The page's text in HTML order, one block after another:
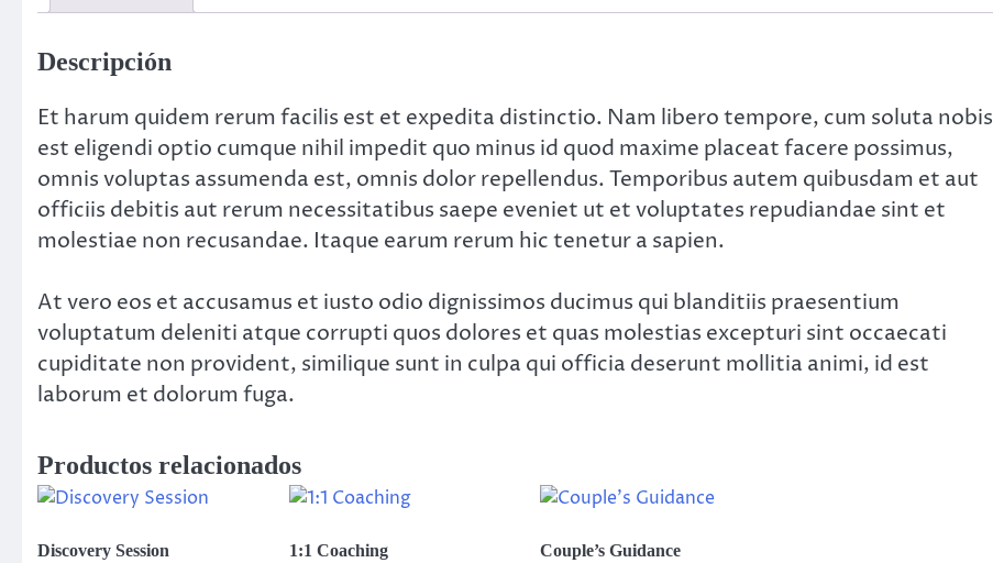
Descripción
Et harum quidem rerum facilis est et expedita distinctio. Nam libero tempore, cum soluta nobis
est eligendi optio cumque nihil impedit quo minus id quod maxime placeat facere possimus,
omnis voluptas assumenda est, omnis dolor repellendus. Temporibus autem quibusdam et aut
officiis debitis aut rerum necessitatibus saepe eveniet ut et voluptates repudiandae sint et
molestiae non recusandae. Itaque earum rerum hic tenetur a sapien.
At vero eos et accusamus et iusto odio dignissimos ducimus qui blanditiis praesentium
voluptatum deleniti atque corrupti quos dolores et quas molestias excepturi sint occaecati
cupiditate non provident, similique sunt in culpa qui officia deserunt mollitia animi, id est
laborum et dolorum fuga.
Productos relacionados
Discovery Session 1:1 Coaching Couple’s Guidance